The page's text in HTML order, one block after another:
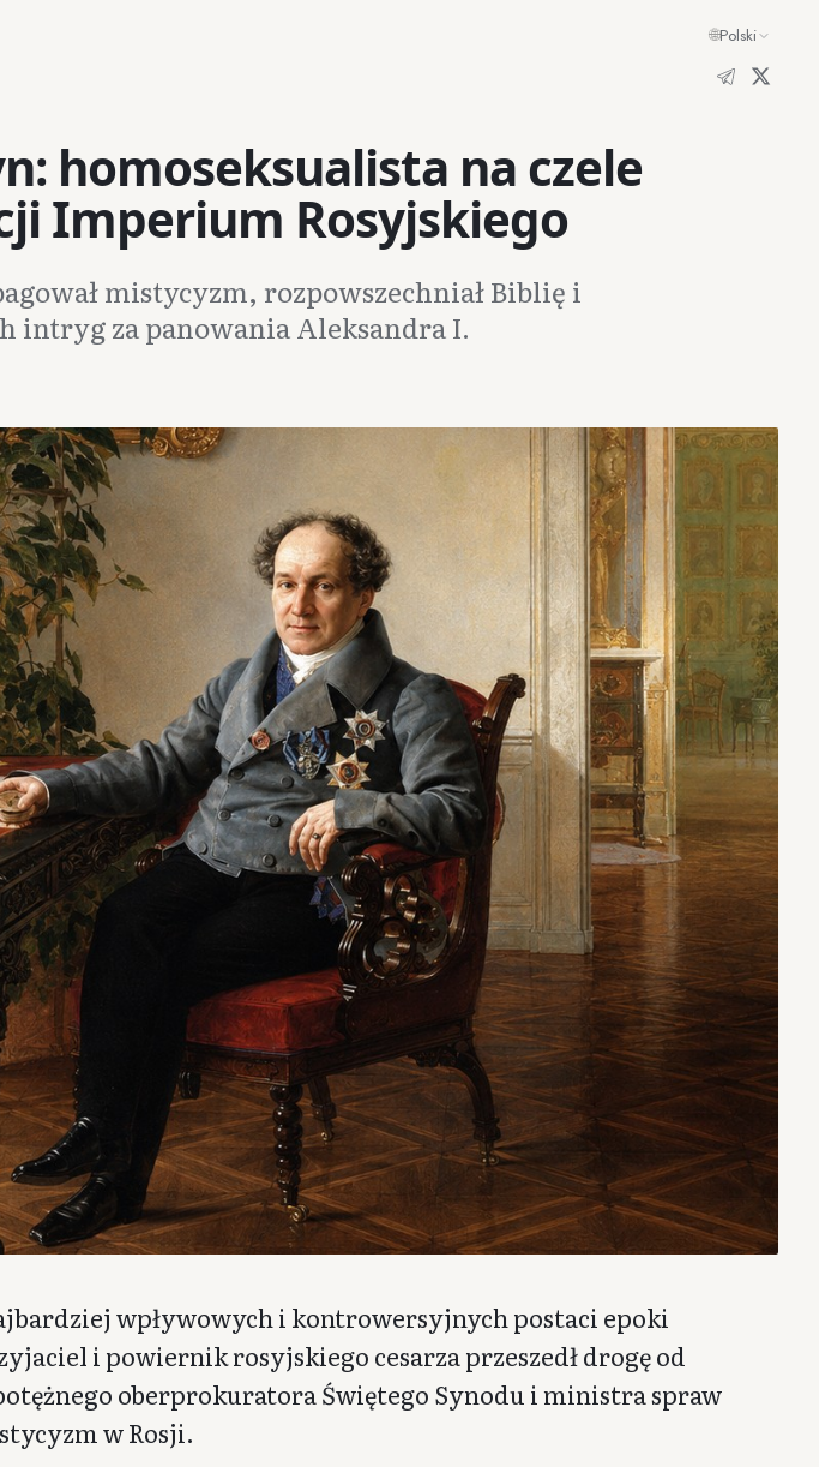
🌐Polski
homoseksualista na czele
Imperium Rosyjskiego
mistycyzm, rozpowszechniał Biblię i
intryg za panowania Aleksandra I.
wpływowych i kontrowersyjnych postaci epoki
i powiernik rosyjskiego cesarza przeszedł drogę od
oberprokuratora Świętego Synodu i ministra spraw
w Rosji.